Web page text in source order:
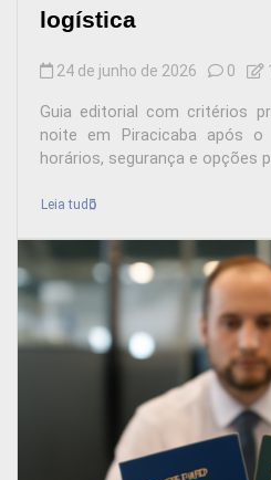
logística
24 de junho de 2026 0
Guia editorial com critérios
noite em Piracicaba após o
horários, segurança e opções
Leia tudo